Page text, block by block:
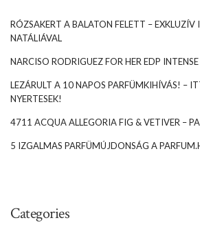
RÓZSAKERT A BALATON FELETT – EXKLUZÍV
NATÁLIÁVAL
NARCISO RODRIGUEZ FOR HER EDP
LEZÁRULT A 10 NAPOS PARFÜMKIHÍVÁS! –
NYERTESEK!
4711 ACQUA ALLEGORIA FIG & VETIVER –
5 IZGALMAS PARFÜMÚJDONSÁG A
Categories